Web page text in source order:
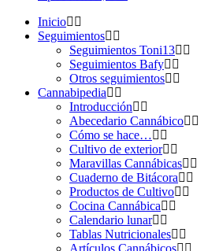
Inicio
Seguimientos
Seguimientos Toni13
Seguimientos Bafy
Otros seguimientos
Cannabipedia
Introducción
Abecedario Cannábico
Cómo se hace…
Cultivo de exterior
Maravillas Cannábicas
Cuaderno de Bitácora
Productos de Cultivo
Cocina Cannábica
Calendario lunar
Tablas Nutricionales
Artículos Cannábicos